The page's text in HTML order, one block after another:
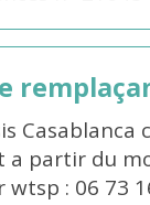
partir du
wtsp : 06 73